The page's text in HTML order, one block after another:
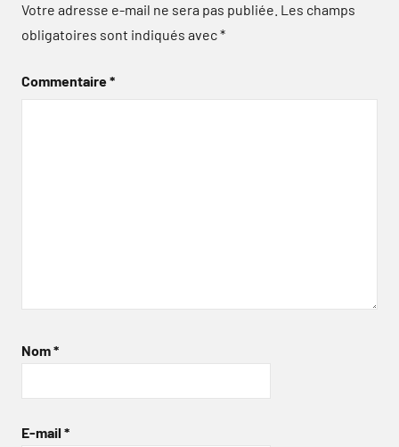
Votre adresse e-mail ne sera pas publiée. Les champs
obligatoires sont indiqués avec*
Commentaire*
Nom*
E-mail *